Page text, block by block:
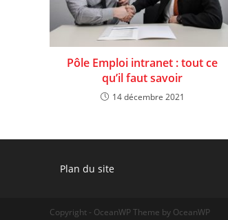
Pôle Emploi intranet : tout ce
qu’il faut savoir
14 décembre 2021
Plan du site
Copyright - OceanWP Theme by OceanWP